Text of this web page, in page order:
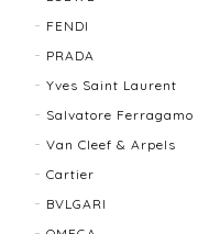
FENDI
PRADA
Yves Saint Laurent
Salvatore Ferragamo
Van Cleef & Arpels
Cartier
BVLGARI